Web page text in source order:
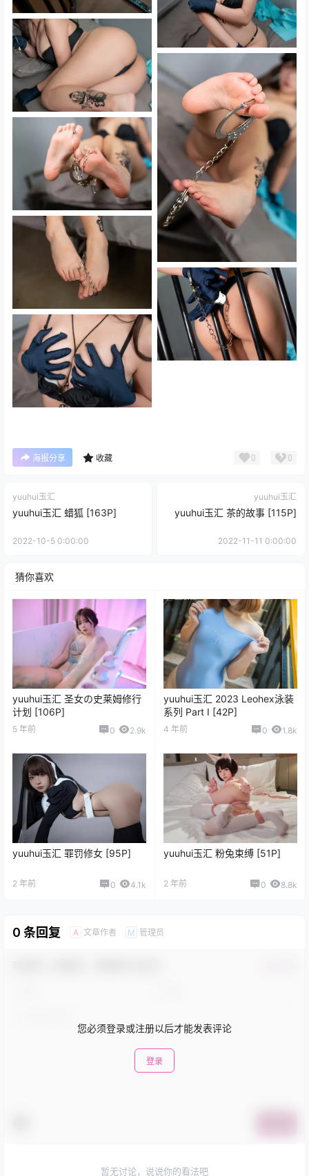
海报分享 收藏 0 0
yuuhui玉汇
yuuhui玉汇 蜡狐 [163P]
2022-10-5 0:00:00
yuuhui玉汇
yuuhui玉汇 茶的故事 [115P]
2022-11-11 0:00:00
猜你喜欢
yuuhui玉汇 圣女の史莱姆修行
计划 [106P]
5 年前 0 2.9k
yuuhui玉汇 2023 Leohex泳装
系列 Part I [42P]
4 年前 0 1.8k
yuuhui玉汇 罪罚修女 [95P]
2 年前 0 4.1k
yuuhui玉汇 粉兔束缚 [51P]
2 年前 0 8.8k
0 条回复 A 文章作者 M 管理员
您必须登录或注册以后才能发表评论
登录
暂无讨论，说说你的看法吧